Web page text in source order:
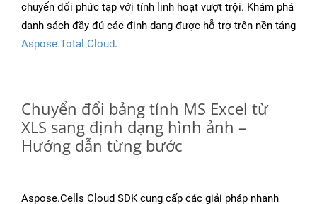
chuyển đổi phức tạp với tính linh hoạt vượt trội. Khám phá
danh sách đầy đủ các định dạng được hỗ trợ trên nền tảng
Aspose.Total Cloud.
Chuyển đổi bảng tính MS Excel từ
XLS sang định dạng hình ảnh –
Hướng dẫn từng bước
Aspose.Cells Cloud SDK cung cấp các giải pháp nhanh